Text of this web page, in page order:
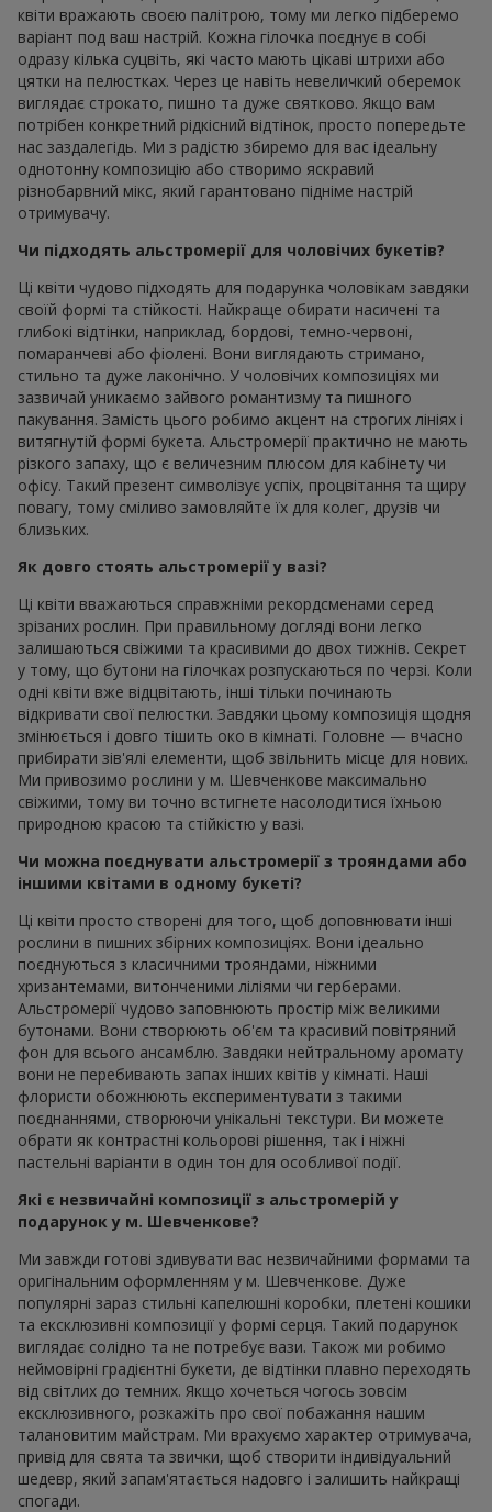
квіти вражають своєю палітрою, тому ми легко підберемо
варіант под ваш настрій. Кожна гілочка поєднує в собі
одразу кілька суцвіть, які часто мають цікаві штрихи або
цятки на пелюстках. Через це навіть невеличкий оберемок
виглядає строкато, пишно та дуже святково. Якщо вам
потрібен конкретний рідкісний відтінок, просто попередьте
нас заздалегідь. Ми з радістю збиремо для вас ідеальну
однотонну композицію або створимо яскравий
різнобарвний мікс, який гарантовано підніме настрій
отримувачу.
Чи підходять альстромерії для чоловічих букетів?
Ці квіти чудово підходять для подарунка чоловікам завдяки
своїй формі та стійкості. Найкраще обирати насичені та
глибокі відтінки, наприклад, бордові, темно-червоні,
помаранчеві або фіолені. Вони виглядають стримано,
стильно та дуже лаконічно. У чоловічих композиціях ми
зазвичай уникаємо зайвого романтизму та пишного
пакування. Замість цього робимо акцент на строгих лініях і
витягнутій формі букета. Альстромерії практично не мають
різкого запаху, що є величезним плюсом для кабінету чи
офісу. Такий презент символізує успіх, процвітання та щиру
повагу, тому сміливо замовляйте їх для колег, друзів чи
близьких.
Як довго стоять альстромерії у вазі?
Ці квіти вважаються справжніми рекордсменами серед
зрізаних рослин. При правильному догляді вони легко
залишаються свіжими та красивими до двох тижнів. Секрет
у тому, що бутони на гілочках розпускаються по черзі. Коли
одні квіти вже відцвітають, інші тільки починають
відкривати свої пелюстки. Завдяки цьому композиція щодня
змінюється і довго тішить око в кімнаті. Головне — вчасно
прибирати зів'ялі елементи, щоб звільнить місце для нових.
Ми привозимо рослини у м. Шевченкове максимально
свіжими, тому ви точно встигнете насолодитися їхньою
природною красою та стійкістю у вазі.
Чи можна поєднувати альстромерії з трояндами або
іншими квітами в одному букеті?
Ці квіти просто створені для того, щоб доповнювати інші
рослини в пишних збірних композиціях. Вони ідеально
поєднуються з класичними трояндами, ніжними
хризантемами, витонченими ліліями чи герберами.
Альстромерії чудово заповнюють простір між великими
бутонами. Вони створюють об'єм та красивий повітряний
фон для всього ансамблю. Завдяки нейтральному аромату
вони не перебивають запах інших квітів у кімнаті. Наші
флористи обожнюють експериментувати з такими
поєднаннями, створюючи унікальні текстури. Ви можете
обрати як контрастні кольорові рішення, так і ніжні
пастельні варіанти в один тон для особливої події.
Які є незвичайні композиції з альстромерій у
подарунок у м. Шевченкове?
Ми завжди готові здивувати вас незвичайними формами та
оригінальним оформленням у м. Шевченкове. Дуже
популярні зараз стильні капелюшні коробки, плетені кошики
та ексклюзивні композиції у формі серця. Такий подарунок
виглядає солідно та не потребує вази. Також ми робимо
неймовірні градієнтні букети, де відтінки плавно переходять
від світлих до темних. Якщо хочеться чогось зовсім
ексклюзивного, розкажіть про свої побажання нашим
талановитим майстрам. Ми врахуємо характер отримувача,
привід для свята та звички, щоб створити індивідуальний
шедевр, який запам'ятається надовго і залишить найкращі
спогади.